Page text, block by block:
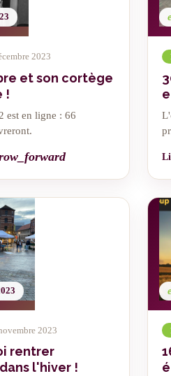
2023
et son cortège
!
est en ligne : 66
2023
rentrer
l'hiver !